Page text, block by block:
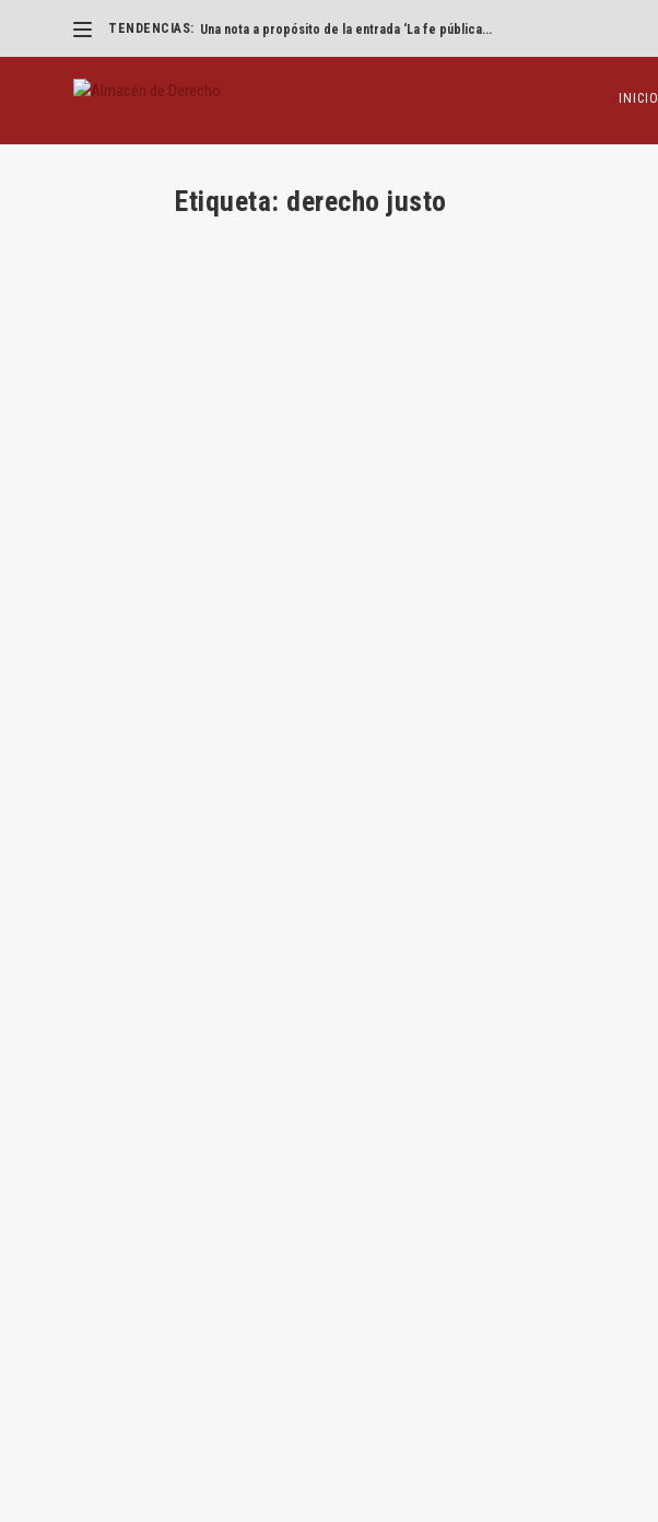
TENDENCIAS: Una nota a propósito de la entrada ‘La fe pública...
INICIO
Etiqueta: derecho justo